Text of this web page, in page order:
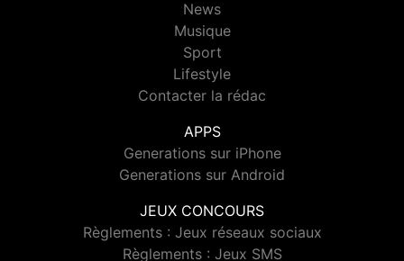
News
Musique
Sport
Lifestyle
Contacter la rédac
APPS
Generations sur iPhone
Generations sur Android
JEUX CONCOURS
Règlements : Jeux réseaux sociaux
Règlements : Jeux SMS